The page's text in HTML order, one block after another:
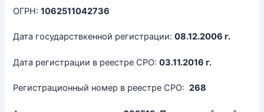
ОГРН:1062511042736
Дата государствкенной регистрации:08.12.2006 г.
Дата регистрации в реестре СРО:03.11.2016 г.
Регистрационный номер в реестре СРО:268